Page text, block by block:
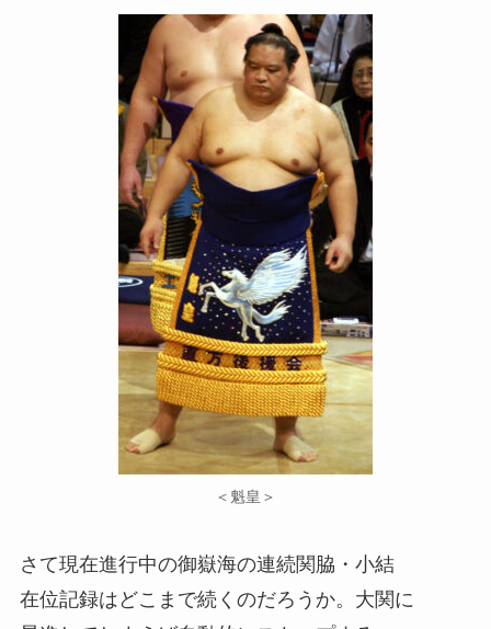
＜魁皇＞
さて現在進行中の御嶽海の連続関脇・小結
在位記録はどこまで続くのだろうか。大関に